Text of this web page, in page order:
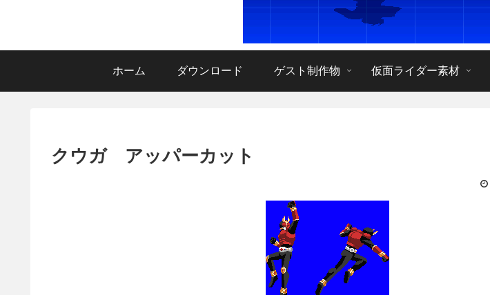
ホーム ダウンロード ゲスト制作物 仮面ライダー素材
クウガ アッパーカット